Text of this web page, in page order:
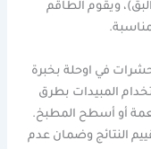
ويقوم الطاقم
في اوحلة بخبرة
المبيدات بطرق
أو أسطح المطبخ.
النتائج وضمان عدم